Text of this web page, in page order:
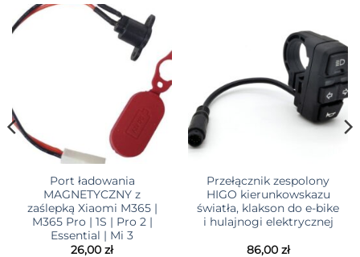
Port ładowania
MAGNETYCZNY z
zaślepką Xiaomi M365 |
M365 Pro | 1S | Pro 2 |
Essential | Mi 3
26,00 zł
Przełącznik zespolony
HIGO kierunkowskazu
światła, klakson do e-bike
i hulajnogi elektrycznej
86,00 zł